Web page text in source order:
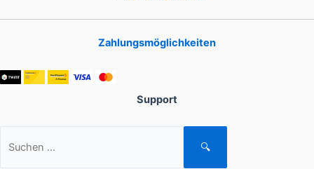
Zahlungsmöglichkeiten
Support
nach:
🔍